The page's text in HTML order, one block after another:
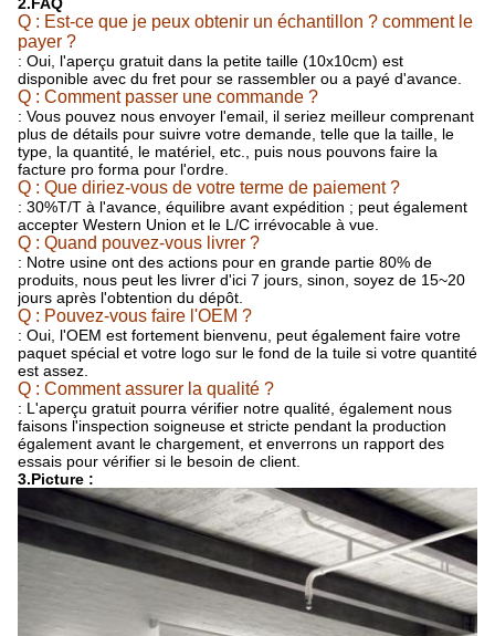
Q : Est-ce que je peux obtenir un échantillon ? comment le
payer ?
: Oui, l'aperçu gratuit dans la petite taille (10x10cm) est
disponible avec du fret pour se rassembler ou a payé d'avance.
Q : Comment passer une commande ?
: Vous pouvez nous envoyer l'email, il seriez meilleur comprenant
plus de détails pour suivre votre demande, telle que la taille, le
type, la quantité, le matériel, etc., puis nous pouvons faire la
facture pro forma pour l'ordre.
Q : Que diriez-vous de votre terme de paiement ?
: 30%T/T à l'avance, équilibre avant expédition ; peut également
accepter Western Union et le L/C irrévocable à vue.
Q : Quand pouvez-vous livrer ?
: Notre usine ont des actions pour en grande partie 80% de
produits, nous peut les livrer d'ici 7 jours, sinon, soyez de 15~20
jours après l'obtention du dépôt.
Q : Pouvez-vous faire l'OEM ?
: Oui, l'OEM est fortement bienvenu, peut également faire votre
paquet spécial et votre logo sur le fond de la tuile si votre quantité
est assez.
Q : Comment assurer la qualité ?
: L'aperçu gratuit pourra vérifier notre qualité, également nous
faisons l'inspection soigneuse et stricte pendant la production
également avant le chargement, et enverrons un rapport des
essais pour vérifier si le besoin de client.
3.Picture :